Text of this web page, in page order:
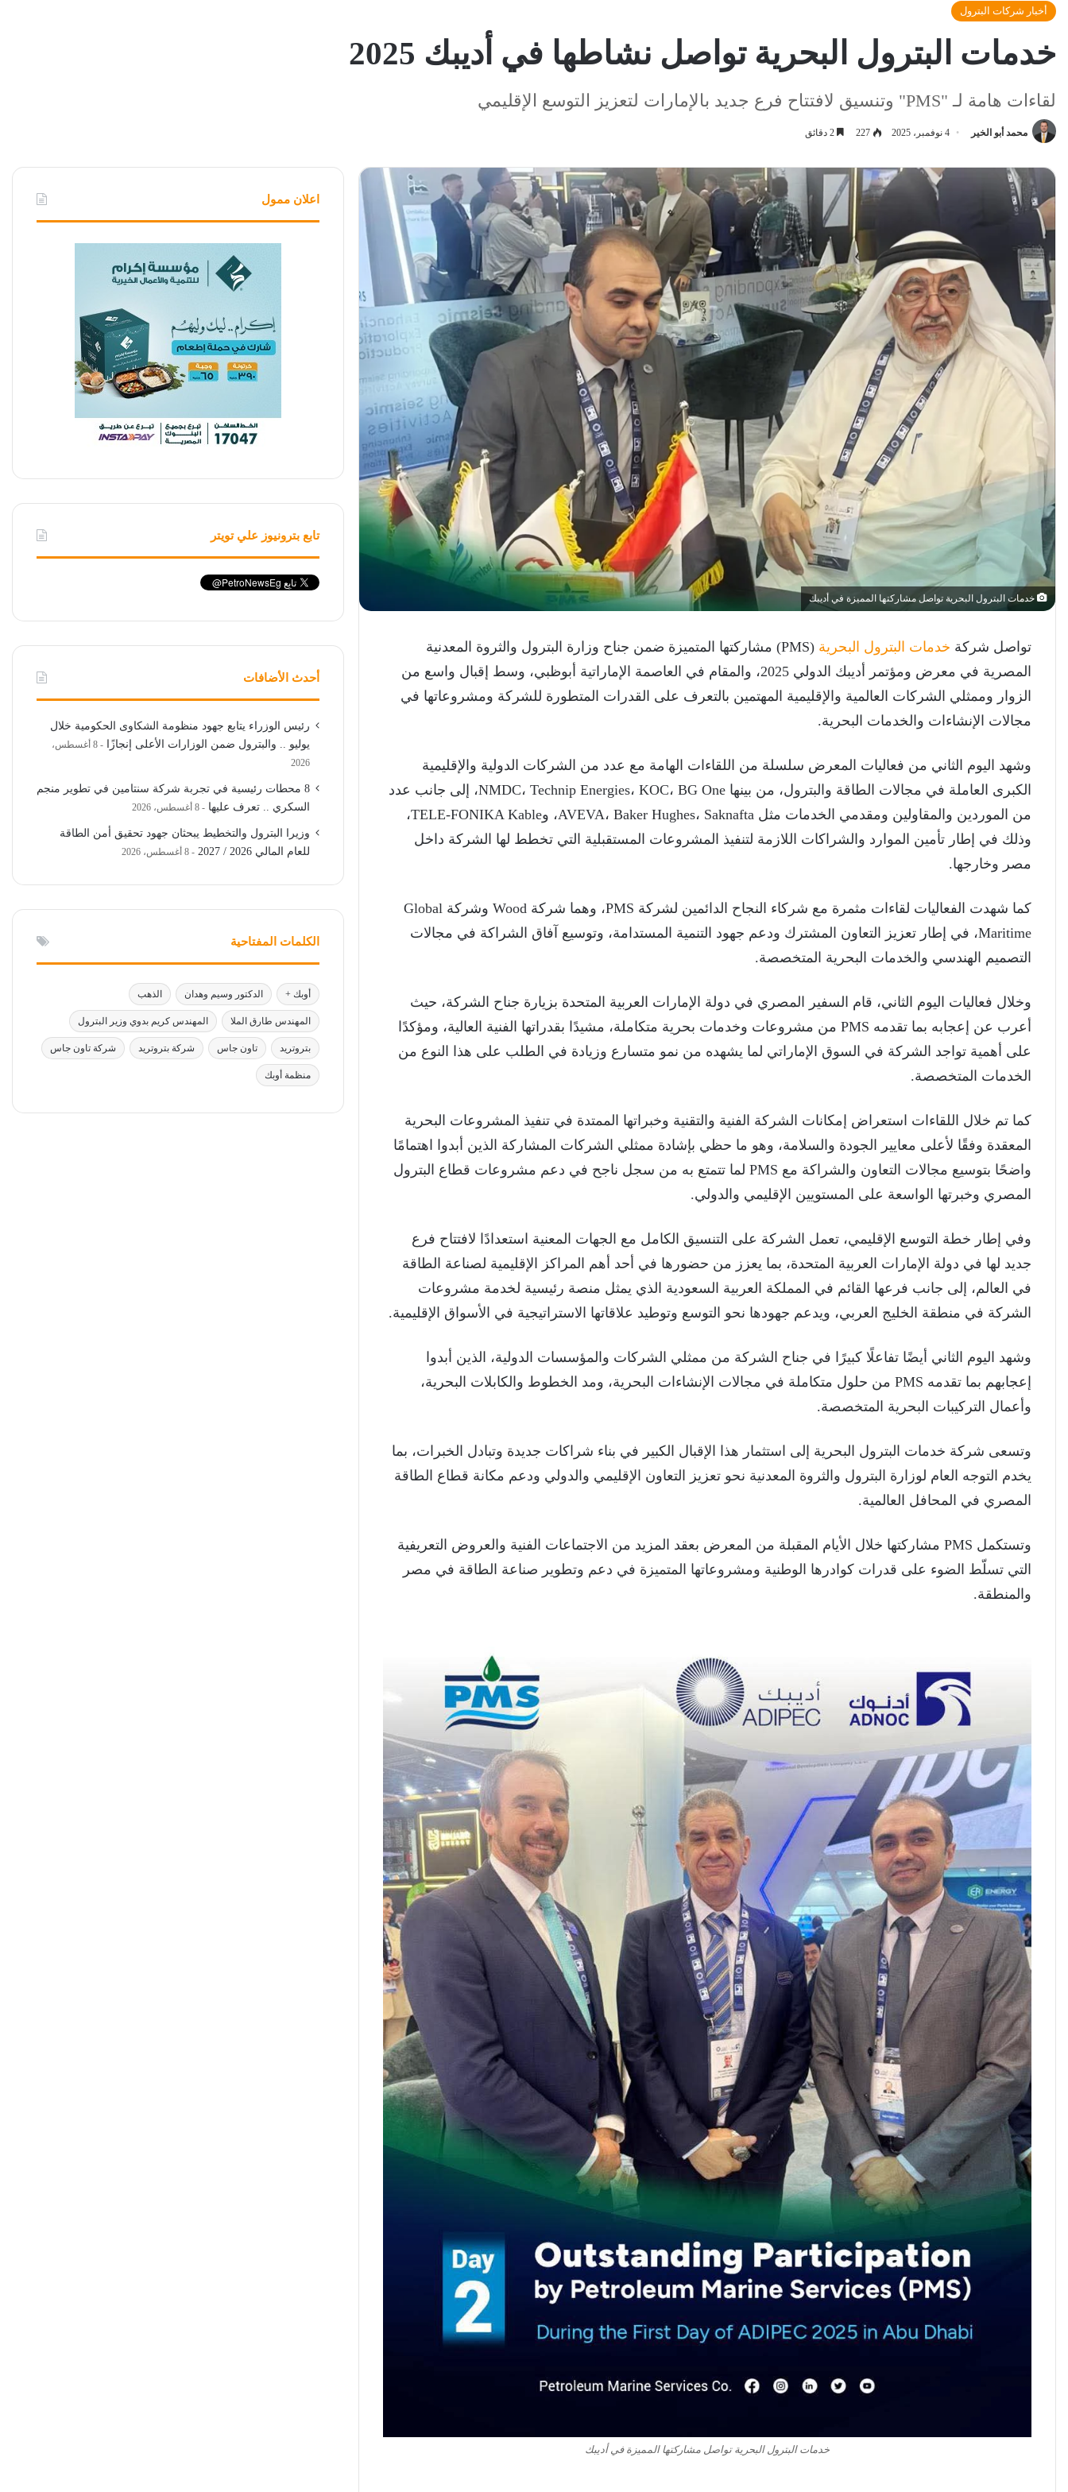
أخبار شركات البترول
خدمات البترول البحرية تواصل نشاطها في أديبك 2025
لقاءات هامة لـ "PMS" وتنسيق لافتتاح فرع جديد بالإمارات لتعزيز التوسع الإقليمي
محمد أبو الخير 4 نوفمبر، 2025 227
خدمات البترول البحرية تواصل مشاركتها المميزة في أديبك
تواصل شركة خدمات البترول البحرية
(PMS) مشاركتها المتميزة ضمن جناح وزارة البترول والثروة المعدنية
المصرية في معرض ومؤتمر أديبك الدولي 2025، والمقام في العاصمة الإماراتية أبوظبي، وسط إقبال واسع من
الزوار وممثلي الشركات العالمية والإقليمية المهتمين بالتعرف على القدرات المتطورة للشركة ومشروعاتها في
مجالات الإنشاءات والخدمات البحرية.
وشهد اليوم الثاني من فعاليات المعرض سلسلة من اللقاءات الهامة مع عدد من الشركات الدولية والإقليمية
الكبرى العاملة في مجالات الطاقة والبترول، من بينها NMDC، Technip Energies، KOC، BG One، إلى جانب عدد
من الموردين والمقاولين ومقدمي الخدمات مثل AVEVA، Baker Hughes، Saknafta، وTELE-FONIKA Kable،
وذلك في إطار تأمين الموارد والشراكات اللازمة لتنفيذ المشروعات المستقبلية التي تخطط لها الشركة داخل
مصر وخارجها.
كما شهدت الفعاليات لقاءات مثمرة مع شركاء النجاح الدائمين لشركة PMS، وهما شركة Wood وشركة Global
Maritime، في إطار تعزيز التعاون المشترك ودعم جهود التنمية المستدامة، وتوسيع آفاق الشراكة في مجالات
التصميم الهندسي والخدمات البحرية المتخصصة.
وخلال فعاليات اليوم الثاني، قام السفير المصري في دولة الإمارات العربية المتحدة بزيارة جناح الشركة، حيث
أعرب عن إعجابه بما تقدمه PMS من مشروعات وخدمات بحرية متكاملة، مشيدًا بقدراتها الفنية العالية، ومؤكدًا
على أهمية تواجد الشركة في السوق الإماراتي لما يشهده من نمو متسارع وزيادة في الطلب على هذا النوع من
الخدمات المتخصصة.
كما تم خلال اللقاءات استعراض إمكانات الشركة الفنية والتقنية وخبراتها الممتدة في تنفيذ المشروعات البحرية
المعقدة وفقًا لأعلى معايير الجودة والسلامة، وهو ما حظي بإشادة ممثلي الشركات المشاركة الذين أبدوا اهتمامًا
واضحًا بتوسيع مجالات التعاون والشراكة مع PMS لما تتمتع به من سجل ناجح في دعم مشروعات قطاع البترول
المصري وخبرتها الواسعة على المستويين الإقليمي والدولي.
وفي إطار خطة التوسع الإقليمي، تعمل الشركة على التنسيق الكامل مع الجهات المعنية استعدادًا لافتتاح فرع
جديد لها في دولة الإمارات العربية المتحدة، بما يعزز من حضورها في أحد أهم المراكز الإقليمية لصناعة الطاقة
في العالم، إلى جانب فرعها القائم في المملكة العربية السعودية الذي يمثل منصة رئيسية لخدمة مشروعات
الشركة في منطقة الخليج العربي، ويدعم جهودها نحو التوسع وتوطيد علاقاتها الاستراتيجية في الأسواق الإقليمية.
وشهد اليوم الثاني أيضًا تفاعلًا كبيرًا في جناح الشركة من ممثلي الشركات والمؤسسات الدولية، الذين أبدوا
إعجابهم بما تقدمه PMS من حلول متكاملة في مجالات الإنشاءات البحرية، ومد الخطوط والكابلات البحرية،
وأعمال التركيبات البحرية المتخصصة.
وتسعى شركة خدمات البترول البحرية إلى استثمار هذا الإقبال الكبير في بناء شراكات جديدة وتبادل الخبرات، بما
يخدم التوجه العام لوزارة البترول والثروة المعدنية نحو تعزيز التعاون الإقليمي والدولي ودعم مكانة قطاع الطاقة
المصري في المحافل العالمية.
وتستكمل PMS مشاركتها خلال الأيام المقبلة من المعرض بعقد المزيد من الاجتماعات الفنية والعروض التعريفية
التي تسلّط الضوء على قدرات كوادرها الوطنية ومشروعاتها المتميزة في دعم وتطوير صناعة الطاقة في مصر
والمنطقة.
خدمات البترول البحرية تواصل مشاركتها المميزة في أديبك
اعلان ممول
تابع بترونيوز علي تويتر
أحدث الأضافات
رئيس الوزراء يتابع جهود منظومة الشكاوى الحكومية خلال
يوليو .. والبترول ضمن الوزارات الأعلى إنجازًا
8 أغسطس،
2026
8 محطات رئيسية في تجربة شركة سنتامين في تطوير منجم
السكري .. تعرف عليها
8 أغسطس، 2026
وزيرا البترول والتخطيط يبحثان جهود تحقيق أمن الطاقة
للعام المالي 2026 / 2027
8 أغسطس، 2026
الكلمات المفتاحية
أوبك + الدكتور وسيم وهدان الذهب
المهندس طارق الملا المهندس كريم بدوي وزير البترول
بتروتريد تاون جاس شركة بتروتريد شركة تاون جاس
منظمة أوبك